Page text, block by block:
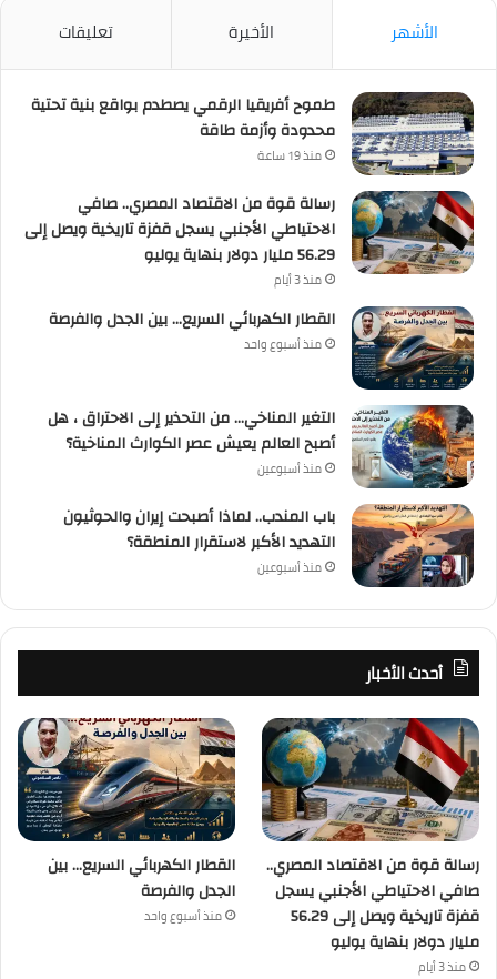
الأشهر الأخيرة تعليقات
طموح أفريقيا الرقمي يصطدم بواقع بنية تحتية
محدودة وأزمة طاقة
منذ 19 ساعة
رسالة قوة من الاقتصاد المصري.. صافي
الاحتياطي الأجنبي يسجل قفزة تاريخية ويصل إلى
56.29 مليار دولار بنهاية يوليو
منذ 3 أيام
القطار الكهربائي السريع… بين الجدل والفرصة
منذ أسبوع واحد
التغير المناخي… من التحذير إلى الاحتراق ، هل
أصبح العالم يعيش عصر الكوارث المناخية؟
منذ أسبوعين
باب المندب.. لماذا أصبحت إيران والحوثيون
التهديد الأكبر لاستقرار المنطقة؟
منذ أسبوعين
أحدث الأخبار
رسالة قوة من الاقتصاد المصري..
صافي الاحتياطي الأجنبي يسجل
قفزة تاريخية ويصل إلى 56.29
مليار دولار بنهاية يوليو
منذ 3 أيام
القطار الكهربائي السريع… بين
الجدل والفرصة
منذ أسبوع واحد